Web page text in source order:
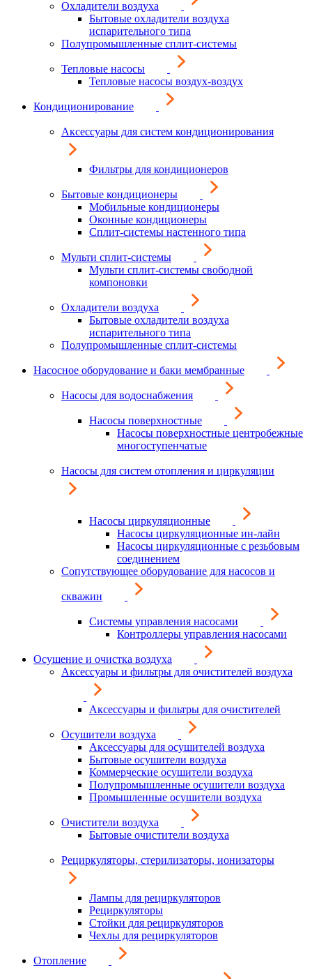
Охладители воздуха
Бытовые охладители воздуха
испарительного типа
Полупромышленные сплит-системы
Тепловые насосы
Тепловые насосы воздух-воздух
Кондиционирование
Аксессуары для систем кондиционирования
Фильтры для кондиционеров
Бытовые кондиционеры
Мобильные кондиционеры
Оконные кондиционеры
Сплит-системы настенного типа
Мульти сплит-системы
Мульти сплит-системы свободной
компоновки
Охладители воздуха
Бытовые охладители воздуха
испарительного типа
Полупромышленные сплит-системы
Насосное оборудование и баки мембранные
Насосы для водоснабжения
Насосы поверхностные
Насосы поверхностные центробежные
многоступенчатые
Насосы для систем отопления и циркуляции
Насосы циркуляционные
Насосы циркуляционные ин-лайн
Насосы циркуляционные с резьбовым
соединением
Сопутствующее оборудование для насосов и
скважин
Системы управления насосами
Контроллеры управления насосами
Осушение и очистка воздуха
Аксессуары и фильтры для очистителей воздуха
Аксессуары и фильтры для очистителей
Осушители воздуха
Аксессуары для осушителей воздуха
Бытовые осушители воздуха
Коммерческие осушители воздуха
Полупромышленные осушители воздуха
Промышленные осушители воздуха
Очистители воздуха
Бытовые очистители воздуха
Рециркуляторы, стерилизаторы, ионизаторы
Лампы для рециркуляторов
Рециркуляторы
Стойки для рециркуляторов
Чехлы для рециркуляторов
Отопление